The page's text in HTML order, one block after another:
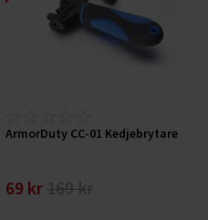
ArmorDuty CC-01 Kedjebrytare
69 kr169 kr